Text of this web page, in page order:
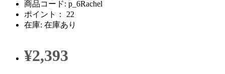
商品コード: p_6Rachel
ポイント： 22
在庫: 在庫あり
¥2,393